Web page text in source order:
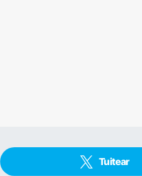
Tuitear